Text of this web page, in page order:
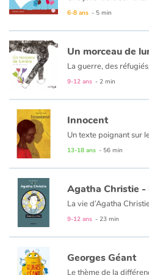
6-8 ans - 5 min
Un morceau de
9-12 ans - 2 min
Innocent
Un texte poignant sur
13-18 ans - 56 min
Agatha Christie -
9-12 ans - 23 min
Georges Géant